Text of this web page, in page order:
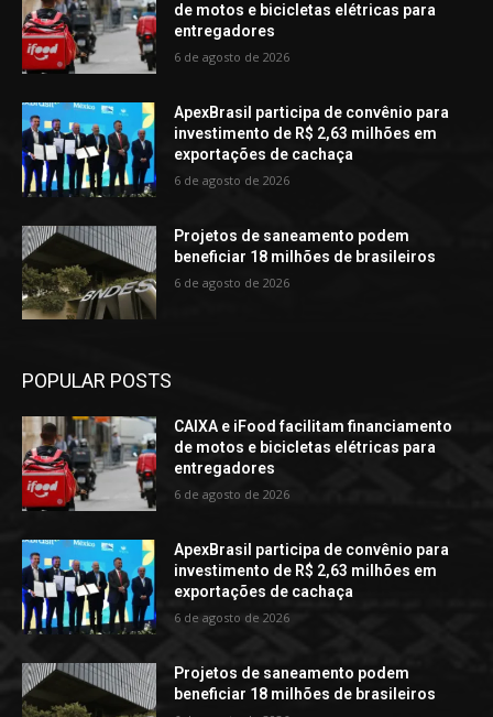
de motos e bicicletas elétricas para
entregadores
6 de agosto de 2026
ApexBrasil participa de convênio para
investimento de R$ 2,63 milhões em
exportações de cachaça
6 de agosto de 2026
Projetos de saneamento podem
beneficiar 18 milhões de brasileiros
6 de agosto de 2026
POPULAR POSTS
CAIXA e iFood facilitam financiamento
de motos e bicicletas elétricas para
entregadores
6 de agosto de 2026
ApexBrasil participa de convênio para
investimento de R$ 2,63 milhões em
exportações de cachaça
6 de agosto de 2026
Projetos de saneamento podem
beneficiar 18 milhões de brasileiros